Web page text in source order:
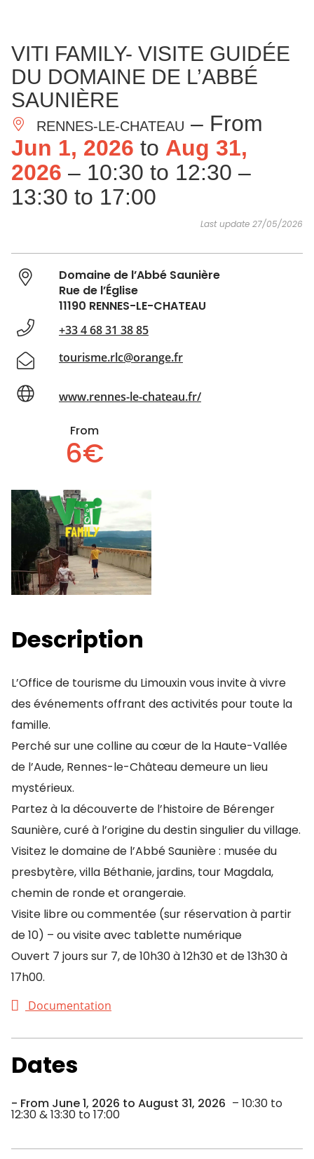
ESSENTIAL
AND
DO
INSPIRATIONS AGENDA
VITI FAMILY- VISITE GUIDÉE
DU DOMAINE DE L’ABBÉ
SAUNIÈRE
RENNES-LE-CHATEAU – From
Jun 1, 2026 to Aug 31,
2026 – 10:30 to 12:30 –
13:30 to 17:00
Last update 27/05/2026
Domaine de l’Abbé Saunière
Rue de l’Église
11190 RENNES-LE-CHATEAU
+33 4 68 31 38 85
tourisme.rlc@orange.fr
www.rennes-le-chateau.fr/
From
6€
Description
L’Office de tourisme du Limouxin vous invite à vivre
des événements offrant des activités pour toute la
famille.
Perché sur une colline au cœur de la Haute-Vallée
de l’Aude, Rennes-le-Château demeure un lieu
mystérieux.
Partez à la découverte de l’histoire de Bérenger
Saunière, curé à l’origine du destin singulier du village.
Visitez le domaine de l’Abbé Saunière : musée du
presbytère, villa Béthanie, jardins, tour Magdala,
chemin de ronde et orangeraie.
Visite libre ou commentée (sur réservation à partir
de 10) – ou visite avec tablette numérique
Ouvert 7 jours sur 7, de 10h30 à 12h30 et de 13h30 à
17h00.
Documentation
Dates
From June 1, 2026 to August 31, 2026 – 10:30 to
12:30 & 13:30 to 17:00